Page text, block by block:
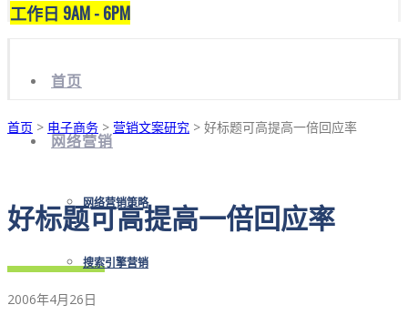
工作日 9AM - 6PM
首页
网络营销
网络营销策略
搜索引擎营销
首页 > 电子商务 > 营销文案研究 > 好标题可高提高一倍回应率
好标题可高提高一倍回应率
2006年4月26日